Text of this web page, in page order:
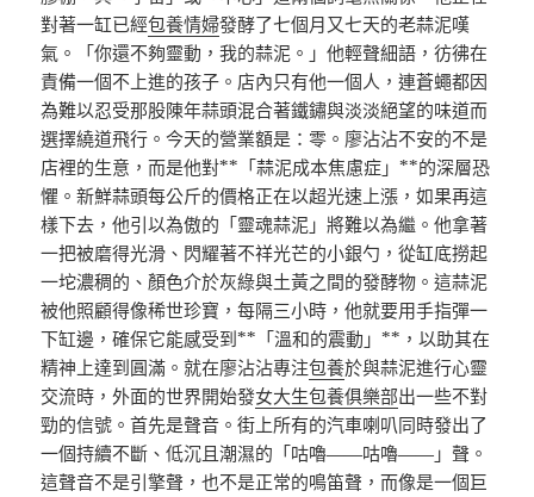
對著一缸已經包養情婦發酵了七個月又七天的老蒜泥嘆
氣。「你還不夠靈動，我的蒜泥。」他輕聲細語，彷彿在
責備一個不上進的孩子。店內只有他一個人，連蒼蠅都因
為難以忍受那股陳年蒜頭混合著鐵鏽與淡淡絕望的味道而
選擇繞道飛行。今天的營業額是：零。廖沾沾不安的不是
店裡的生意，而是他對**「蒜泥成本焦慮症」**的深層恐
懼。新鮮蒜頭每公斤的價格正在以超光速上漲，如果再這
樣下去，他引以為傲的「靈魂蒜泥」將難以為繼。他拿著
一把被磨得光滑、閃耀著不祥光芒的小銀勺，從缸底撈起
一坨濃稠的、顏色介於灰綠與土黃之間的發酵物。這蒜泥
被他照顧得像稀世珍寶，每隔三小時，他就要用手指彈一
下缸邊，確保它能感受到**「溫和的震動」**，以助其在
精神上達到圓滿。就在廖沾沾專注包養於與蒜泥進行心靈
交流時，外面的世界開始發女大生包養俱樂部出一些不對
勁的信號。首先是聲音。街上所有的汽車喇叭同時發出了
一個持續不斷、低沉且潮濕的「咕嚕——咕嚕——」聲。
這聲音不是引擎聲，也不是正常的鳴笛聲，而像是一個巨